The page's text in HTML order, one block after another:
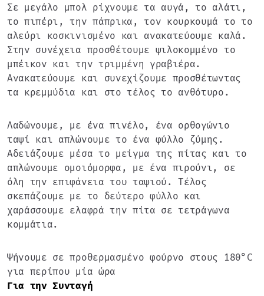
Σε μεγάλο μπολ ρίχνουμε τα αυγά, το αλάτι,
το πιπέρι, την πάπρικα, τον κουρκουμά το το
αλεύρι κοσκινισμένο και ανακατεύουμε καλά.
Στην συνέχεια προσθέτουμε ψιλοκομμένο το
μπέικον και την τριμμένη γραβιέρα.
Ανακατεύουμε και συνεχίζουμε προσθέτωντας
τα κρεμμύδια και στο τέλος το ανθότυρο.
Λαδώνουμε, με ένα πινέλο, ένα ορθογώνιο
ταψί και απλώνουμε το ένα φύλλο ζύμης.
Αδειάζουμε μέσα το μείγμα της πίτας και το
απλώνουμε ομοιόμορφα, με ένα πιρούνι, σε
όλη την επιφάνεια του ταψιού. Τέλος
σκεπάζουμε με το δεύτερο φύλλο και
χαράσσουμε ελαφρά την πίτα σε τετράγωνα
κομμάτια.
Ψήνουμε σε προθερμασμένο φούρνο στους 180°C
για περίπου μία ώρα
Για την Συνταγή